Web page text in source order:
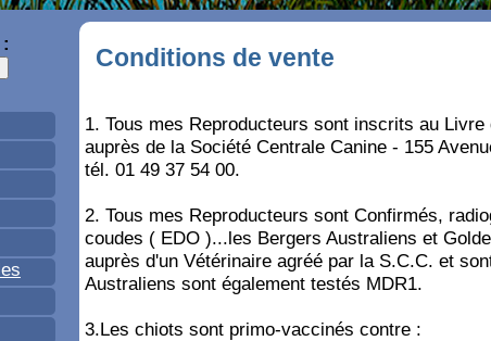
Conditions de vente
1. Tous mes Reproducteurs sont inscrits au
auprès de la Société Centrale Canine - 155
tél. 01 49 37 54 00.
2. Tous mes Reproducteurs sont Confirmés,
coudes ( EDO )...les Bergers Australiens et
auprès d'un Vétérinaire agréé par la S.C.C. et
Australiens sont également testés MDR1.
3.Les chiots sont primo-vaccinés contre :